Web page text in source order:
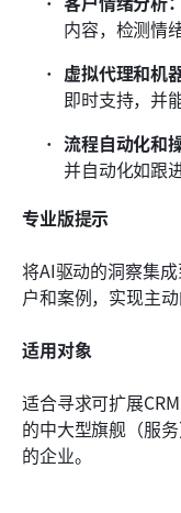
内容，检测情
虚拟代理和机
即时支持，并
流程自动化和
并自动化如跟
专业版提示
将AI驱动的洞察集
户和案例，实现主动
适用对象
适合寻求可扩展
的中大型旗舰（服
的企业。